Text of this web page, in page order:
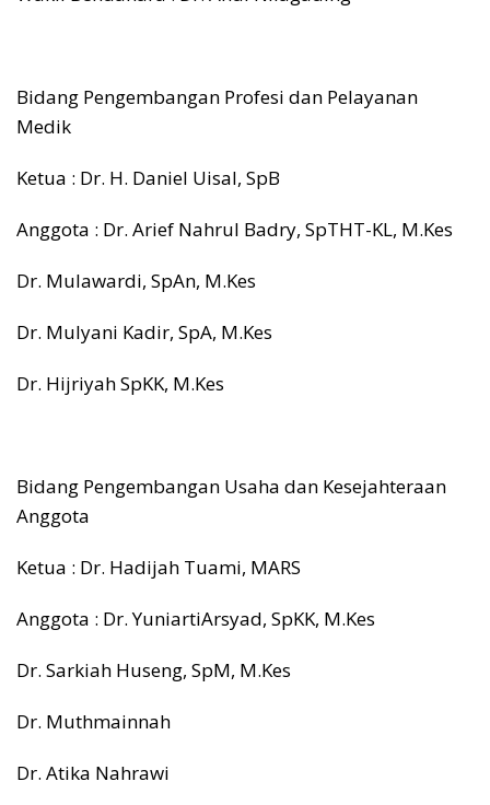
Bidang Pengembangan Profesi dan Pelayanan
Medik
Ketua : Dr. H. Daniel Uisal, SpB
Anggota : Dr. Arief Nahrul Badry, SpTHT-KL, M.Kes
Dr. Mulawardi, SpAn, M.Kes
Dr. Mulyani Kadir, SpA, M.Kes
Dr. Hijriyah SpKK, M.Kes
Bidang Pengembangan Usaha dan Kesejahteraan
Anggota
Ketua : Dr. Hadijah Tuami, MARS
Anggota : Dr. YuniartiArsyad, SpKK, M.Kes
Dr. Sarkiah Huseng, SpM, M.Kes
Dr. Muthmainnah
Dr. Atika Nahrawi